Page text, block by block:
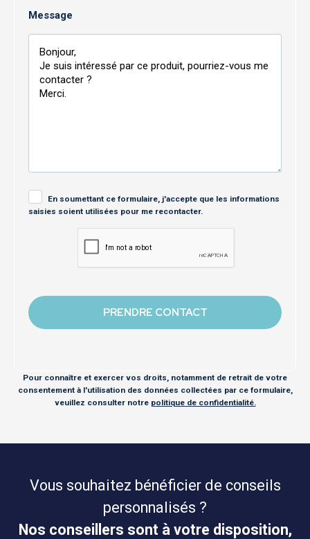
Message
En soumettant ce formulaire, j'accepte que les informations
saisies soient utilisées pour me recontacter.
Pour connaître et exercer vos droits, notamment de retrait de votre
consentement à l'utilisation des données collectées par ce formulaire,
veuillez consulter notre politique de confidentialité.
Vous souhaitez bénéficier de conseils
personnalisés ?
Nos conseillers sont à votre disposition,